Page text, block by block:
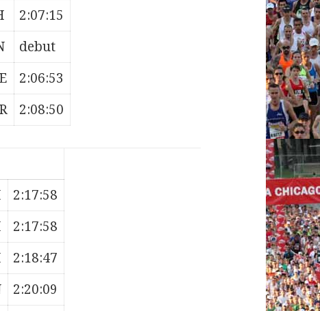
2:07:15
debut
2:06:53
2:08:50
2:17:58
2:17:58
2:18:47
2:20:09